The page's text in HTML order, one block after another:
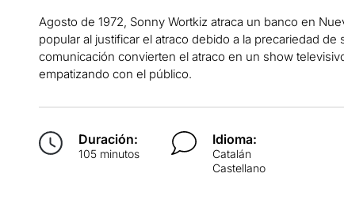
Agosto de 1972, Sonny Wortkiz atraca un banco en
popular al justificar el atraco debido a la precariedad
comunicación convierten el atraco en un show
empatizando con el público.
Duración:
105 minutos
Idioma:
Catalán
Castellano